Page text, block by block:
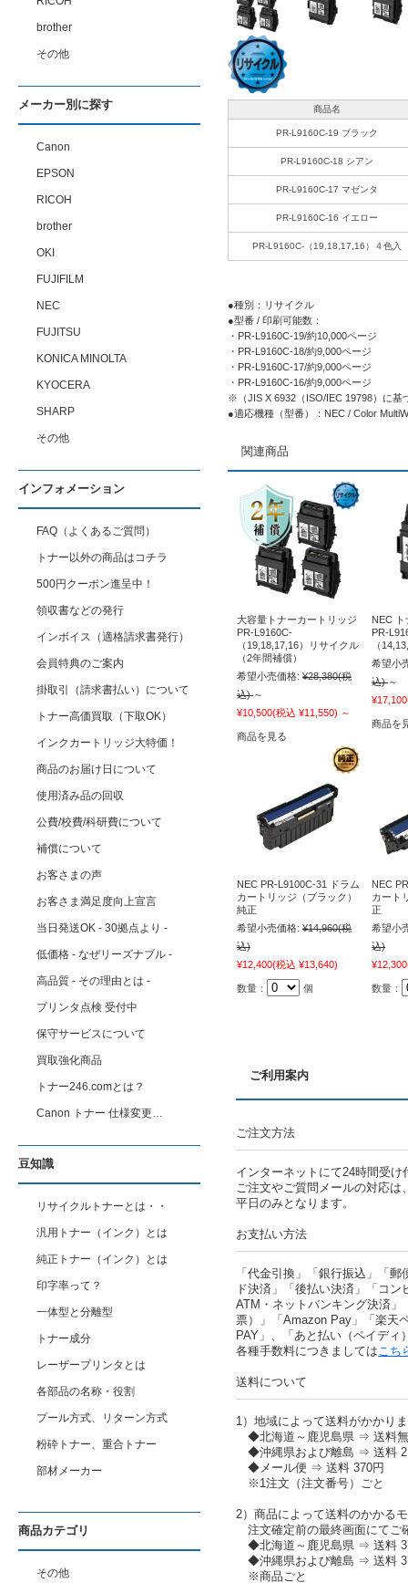
商品名
PR-L9160C-19 ブラック
PR-L9160C-18 シアン
PR-L9160C-17 マゼンタ
PR-L9160C-16 イエロー
PR-L9160C-（19,18,17,16）４色入
●種別：リサイクル
●型番 / 印刷可能数：
・PR-L9160C-19/約10,000ページ
・PR-L9160C-18/約9,000ページ
・PR-L9160C-17/約9,000ページ
・PR-L9160C-16/約9,000ページ
※（JIS X 6932（ISO/IEC 19798）に基
●適応機種（型番）：NEC / Color
関連商品
大容量トナーカートリッジ
PR-L9160C-
（19,18,17,16）リサイクル
（2年間補償）
希望小売価格: ¥28,380(税
込) ～
¥10,500(税込 ¥11,550) ～
商品を見る
NEC
PR-
（
希望小
込) ～
¥17,100
商品を
NEC PR-L9100C-31 ドラム
カートリッジ（ブラック）
純正
希望小売価格: ¥14,960(税
込)
¥12,400(税込 ¥13,640)
数量： 個
NEC
カート
正
希望小
込)
¥12,300
数量：
ご利用案内
ご注文方法
インターネットにて24時間受け
ご注文やご質問メールの対応は
平日のみとなります。
お支払い方法
「代金引換」「銀行振込」「
ド決済」「後払い決済」「コ
ATM・ネットバンキング決済」
票）」「Amazon Pay」「楽天
PAY」、「あと払い（ペイディ
各種手数料につきましてはこち
送料について
1）地域によって送料がかかり
◆北海道～鹿児島県 ⇒ 送料
◆沖縄県および離島 ⇒ 送料
◆メール便 ⇒ 送料 370円
※1注文（注文番号）ごと
2）商品によって送料のかかる
注文確定前の最終画面にてご
◆北海道～鹿児島県 ⇒ 送料
◆沖縄県および離島 ⇒ 送料
※商品ごと
brother
その他
メーカー別に探す
Canon
EPSON
RICOH
brother
OKI
FUJIFILM
NEC
FUJITSU
KONICA MINOLTA
KYOCERA
SHARP
その他
インフォメーション
FAQ（よくあるご質問）
トナー以外の商品はコチラ
500円クーポン進呈中！
領収書などの発行
インボイス（適格請求書発行）
会員特典のご案内
掛取引（請求書払い）について
トナー高価買取（下取OK）
インクカートリッジ大特価！
商品のお届け日について
使用済み品の回収
公費/校費/科研費について
補償について
お客さまの声
お客さま満足度向上宣言
当日発送OK - 30拠点より -
低価格 - なぜリーズナブル -
高品質 - その理由とは -
プリンタ点検 受付中
保守サービスについて
買取強化商品
トナー246.comとは？
Canon トナー 仕様変更…
豆知識
リサイクルトナーとは・・
汎用トナー（インク）とは
純正トナー（インク）とは
印字率って？
一体型と分離型
トナー成分
レーザープリンタとは
各部品の名称・役割
プール方式、リターン方式
粉砕トナー、重合トナー
部材メーカー
商品カテゴリ
その他